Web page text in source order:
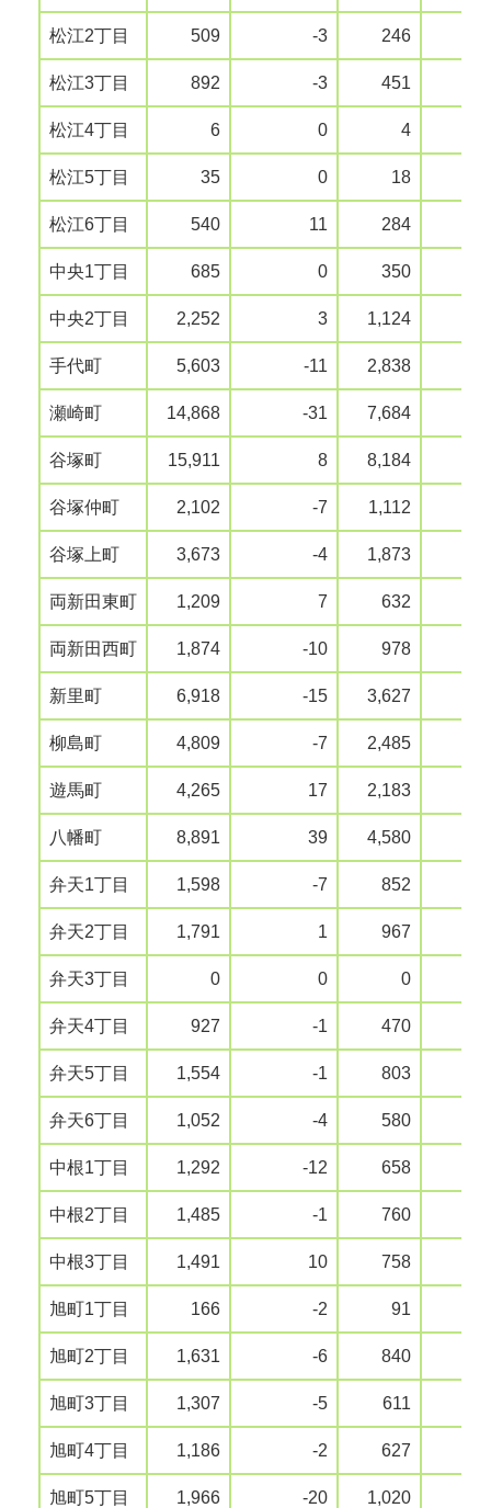
松江2丁目 509 -3 246
松江3丁目 892 -3 451
松江4丁目 6 0 4
松江5丁目 35 0 18
松江6丁目 540 11 284
中央1丁目 685 0 350
中央2丁目 2,252 3 1,124
手代町 5,603 -11 2,838
瀬崎町 14,868 -31 7,684
谷塚町 15,911 8 8,184
谷塚仲町 2,102 -7 1,112
谷塚上町 3,673 -4 1,873
両新田東町 1,209 7 632
両新田西町 1,874 -10 978
新里町 6,918 -15 3,627
柳島町 4,809 -7 2,485
遊馬町 4,265 17 2,183
八幡町 8,891 39 4,580
弁天1丁目 1,598 -7 852
弁天2丁目 1,791 1 967
弁天3丁目 0 0 0
弁天4丁目 927 -1 470
弁天5丁目 1,554 -1 803
弁天6丁目 1,052 -4 580
中根1丁目 1,292 -12 658
中根2丁目 1,485 -1 760
中根3丁目 1,491 10 758
旭町1丁目 166 -2 91
旭町2丁目 1,631 -6 840
旭町3丁目 1,307 -5 611
旭町4丁目 1,186 -2 627
旭町5丁目 1,966 -20 1,020